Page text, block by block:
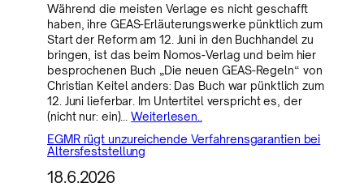
Während die meisten Verlage es nicht geschafft
haben, ihre GEAS-Erläuterungswerke pünktlich zum
Start der Reform am 12. Juni in den Buchhandel zu
bringen, ist das beim Nomos-Verlag und beim hier
besprochenen Buch „Die neuen GEAS-Regeln“ von
Christian Keitel anders: Das Buch war pünktlich zum
12. Juni lieferbar. Im Untertitel verspricht es, der
(nicht nur: ein)…Weiterlesen..
EGMR rügt unzureichende Verfahrensgarantien bei
Altersfeststellung
18.6.2026